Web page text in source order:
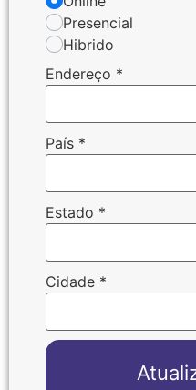
Presencial
Hibrido
Endereço *
País *
Estado *
Cidade *